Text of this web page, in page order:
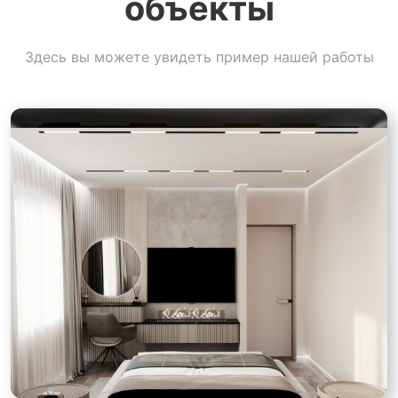
Здесь вы можете увидеть пример нашей работы